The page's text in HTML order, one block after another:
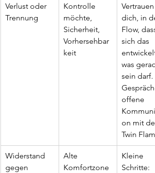
Verlust oder
Trennung
Kontrolle
möchte,
Sicherheit,
Vorhersehbar
keit
Vertrauen
dich, in
Flow, dass
sich das
was
sein darf.
offene
on mit
Twin
Widerstand
gegen
Alte
Komfortzone
Kleine
Schritte: